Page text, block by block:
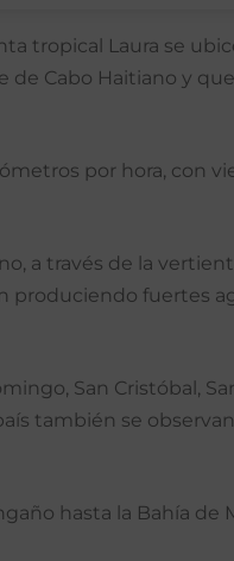
tropical Laura se
de Cabo Haitiano y
por hora, con
a través de la
produciendo fuertes
San Cristóbal,
también se
hasta la Bahía de